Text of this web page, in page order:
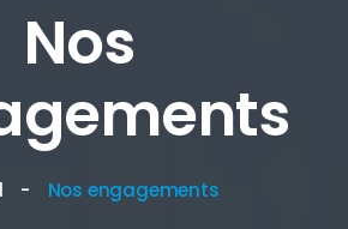
Nos
Nos engagements